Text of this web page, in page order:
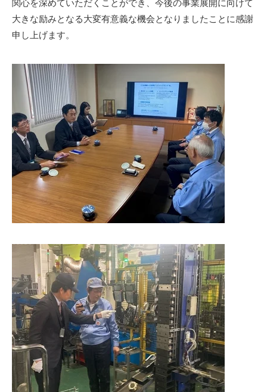
関心を深めていただくことができ、今後の事業展開に向けて
大きな励みとなる大変有意義な機会となりましたことに感謝
申し上げます。